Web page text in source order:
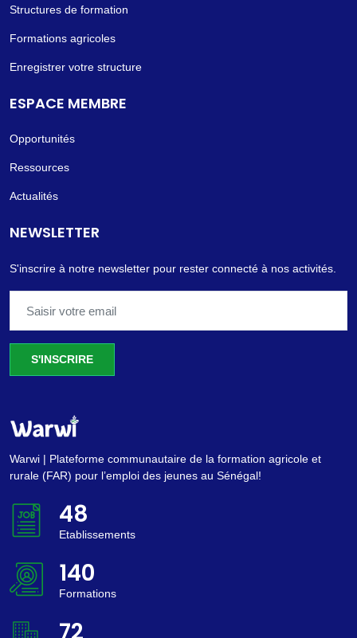
Structures de formation
Formations agricoles
Enregistrer votre structure
ESPACE MEMBRE
Opportunités
Ressources
Actualités
NEWSLETTER
S'inscrire à notre newsletter pour rester connecté à nos activités.
S'INSCRIRE
Warwi | Plateforme communautaire de la formation agricole et
rurale (FAR) pour l’emploi des jeunes au Sénégal!
53
Etablissements
154
Formations